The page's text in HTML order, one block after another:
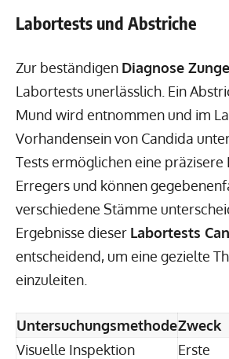
Labortests und Abstriche
Zur beständigen Diagnose
Labortests unerlässlich. Ein
Mund wird entnommen und im
Vorhandensein von Candida
Tests ermöglichen eine
Erregers und können
verschiedene Stämme
Ergebnisse dieser Labortests
entscheidend, um eine gezielte
einzuleiten.
UntersuchungsmethodeZweck
Visuelle Inspektion
Erste